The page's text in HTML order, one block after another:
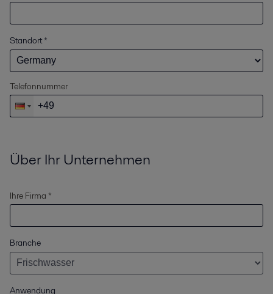
Standort*
Telefonnummer
Über Ihr Unternehmen
Ihre Firma *
Branche
Anwendung